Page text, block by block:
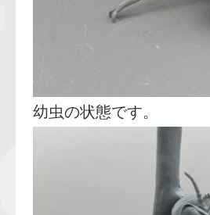
幼虫の状態です。